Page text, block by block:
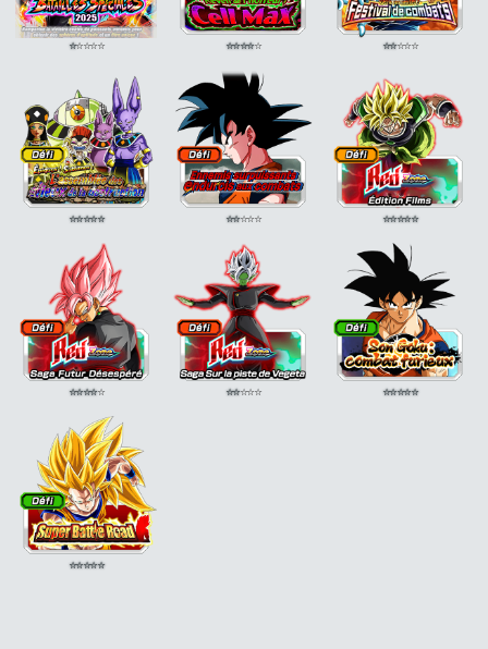
⭐⭐⭐⭐⭐ ⭐⭐⭐⭐⭐ ⭐⭐⭐⭐⭐
⭐⭐⭐⭐⭐ ⭐⭐⭐⭐⭐ ⭐⭐⭐⭐⭐
⭐⭐⭐⭐⭐ ⭐⭐⭐⭐⭐ ⭐⭐⭐⭐⭐
⭐⭐⭐⭐⭐